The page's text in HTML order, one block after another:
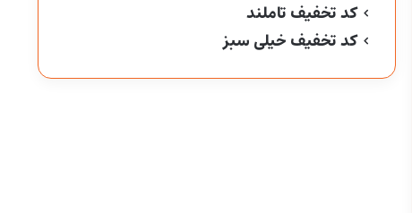
کد تخفیف تاملند
کد تخفیف خیلی سبز